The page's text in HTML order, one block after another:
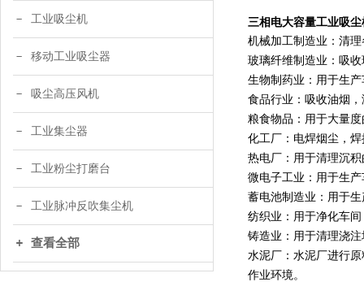
工业吸尘机
移动工业吸尘器
吸尘高压风机
工业集尘器
工业粉尘打磨台
工业脉冲反吹集尘机
查看全部
三相电大容量工业吸尘
机械加工制造业：清
玻璃纤维制造业：吸
生物制药业：用于生
食品行业：吸收油烟
粮食物品：用于大量
化工厂：电焊烟尘，
热电厂：用于清理沉
微电子工业：用于生
蓄电池制造业：用于
纺织业：用于净化车
铸造业：用于清理浇
水泥厂：水泥厂进行
作业环境。